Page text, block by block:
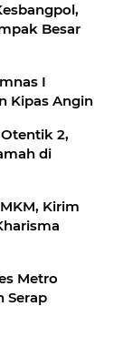
Besar
I
dari Ledakan Kipas Angin
di
Kirim
Metro
Serap